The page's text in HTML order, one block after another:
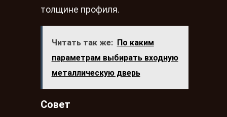
толщине профиля.
Читать так же: По каким
параметрам выбирать входную
металлическую дверь
Совет